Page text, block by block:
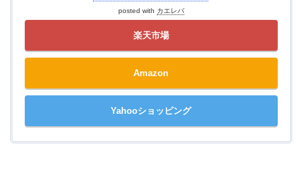
posted with カエレバ
楽天市場
Amazon
Yahooショッピング